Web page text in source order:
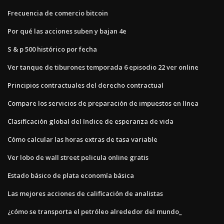
Frecuencia de comercio bitcoin
Por qué las acciones suben y bajan 4e
S & p 500 histórico por fecha
Ver tanque de tiburones temporada 6 episodio 22 ver online
Principios contractuales del derecho contractual
Compare los servicios de preparación de impuestos en línea
Clasificación global del índice de esperanza de vida
Cómo calcular las horas extras de tasa variable
Ver lobo de wall street pelicula online gratis
Estado básico de plata economía básica
Las mejores acciones de calificación de analistas
¿cómo se transporta el petróleo alrededor del mundo_